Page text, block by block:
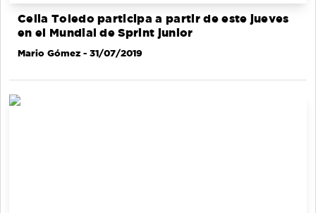
Celia Toledo participa a partir de este jueves
en el Mundial de Sprint junior
Mario Gómez - 31/07/2019